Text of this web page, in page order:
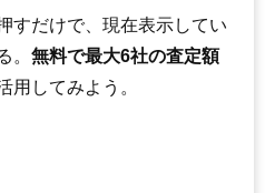
すだけで、現在表示してい
。 無料で最大6社の査定額
用してみよう。